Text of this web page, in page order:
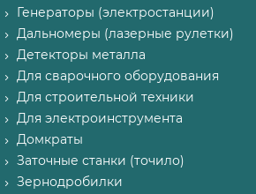
Генераторы (электростанции)
Дальномеры (лазерные рулетки)
Детекторы металла
Для сварочного оборудования
Для строительной техники
Для электроинструмента
Домкраты
Заточные станки (точило)
Зернодробилки